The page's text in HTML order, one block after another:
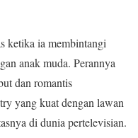
ketika ia membintangi
anak muda. Perannya
dan romantis
yang kuat dengan lawan
di dunia pertelevisian.